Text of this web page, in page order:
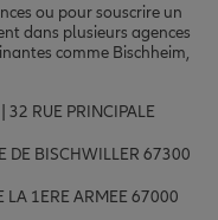
ou pour souscrire un
dans plusieurs agences
comme Bischheim,
| 32 RUE PRINCIPALE
DE BISCHWILLER 67300
LA 1ERE ARMEE 67000